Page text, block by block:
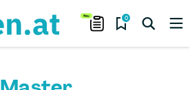
0